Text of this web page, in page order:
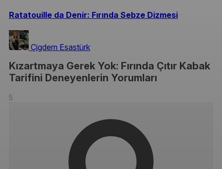
Ratatouille da Denir: Fırında Sebze Dizmesi
Çigdem Esastürk
Kızartmaya Gerek Yok: Fırında Çıtır Kabak
Tarifini Deneyenlerin Yorumları
5